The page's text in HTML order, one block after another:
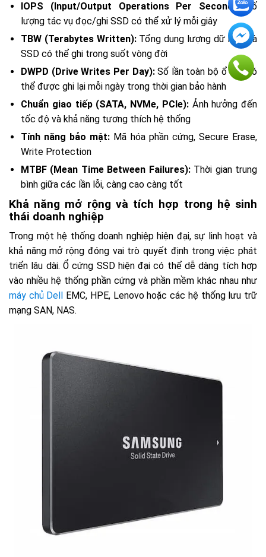
IOPS (Input/Output Operations Per Second):Số
lượng tác vụ đọc/ghi SSD có thể xử lý mỗi giây
TBW (Terabytes Written):Tổng dung lượng dữ liệu mà
SSD có thể ghi trong suốt vòng đời
DWPD (Drive Writes Per Day):Số lần toàn bộ ổ đĩa có
thể được ghi lại mỗi ngày trong thời gian bảo hành
Chuẩn giao tiếp (SATA, NVMe, PCIe):Ảnh hưởng đến
tốc độ và khả năng tương thích hệ thống
Tính năng bảo mật: Mã hóa phần cứng, Secure Erase,
Write Protection
MTBF (Mean Time Between Failures):Thời gian trung
bình giữa các lần lỗi, càng cao càng tốt
Khả năng mở rộng và tích hợp trong hệ sinh
thái doanh nghiệp
Trong một hệ thống doanh nghiệp hiện đại, sự linh hoạt và
khả năng mở rộng đóng vai trò quyết định trong việc phát
triển lâu dài. Ổ cứng SSD hiện đại có thể dễ dàng tích hợp
vào nhiều hệ thống phần cứng và phần mềm khác nhau như
máy chủ Dell
EMC, HPE, Lenovo hoặc các hệ thống lưu trữ
mạng SAN, NAS.